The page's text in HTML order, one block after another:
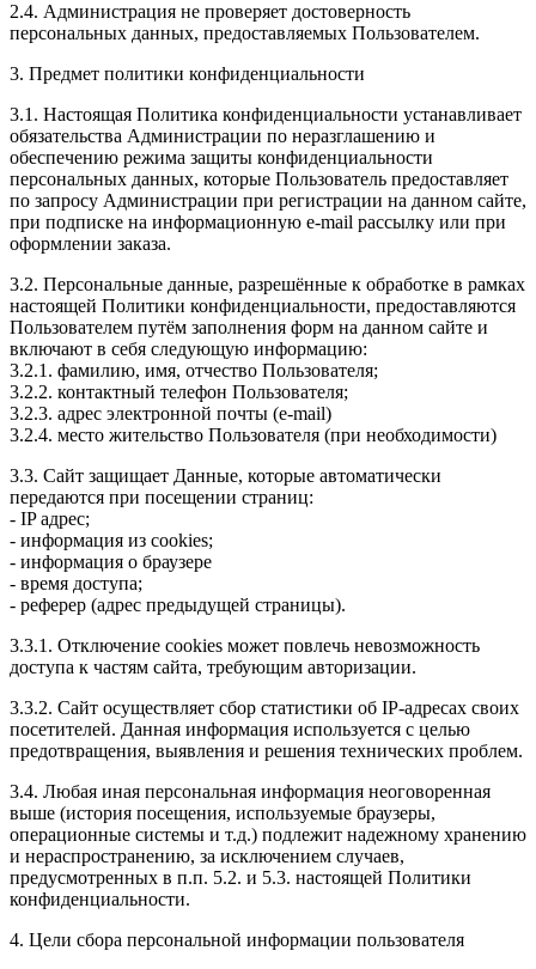
2.4. Администрация не проверяет достоверность
персональных данных, предоставляемых Пользователем.
3. Предмет политики конфиденциальности
3.1. Настоящая Политика конфиденциальности устанавливает
обязательства Администрации по неразглашению и
обеспечению режима защиты конфиденциальности
персональных данных, которые Пользователь предоставляет
по запросу Администрации при регистрации на данном сайте,
при подписке на информационную e-mail рассылку или при
оформлении заказа.
3.2. Персональные данные, разрешённые к обработке в рамках
настоящей Политики конфиденциальности, предоставляются
Пользователем путём заполнения форм на данном сайте и
включают в себя следующую информацию:
3.2.1. фамилию, имя, отчество Пользователя;
3.2.2. контактный телефон Пользователя;
3.2.3. адрес электронной почты (e-mail)
3.2.4. место жительство Пользователя (при необходимости)
3.3. Сайт защищает Данные, которые автоматически
передаются при посещении страниц:
- IP адрес;
- информация из cookies;
- информация о браузере
- время доступа;
- реферер (адрес предыдущей страницы).
3.3.1. Отключение cookies может повлечь невозможность
доступа к частям сайта, требующим авторизации.
3.3.2. Сайт осуществляет сбор статистики об IP-адресах своих
посетителей. Данная информация используется с целью
предотвращения, выявления и решения технических проблем.
3.4. Любая иная персональная информация неоговоренная
выше (история посещения, используемые браузеры,
операционные системы и т.д.) подлежит надежному хранению
и нераспространению, за исключением случаев,
предусмотренных в п.п. 5.2. и 5.3. настоящей Политики
конфиденциальности.
4. Цели сбора персональной информации пользователя